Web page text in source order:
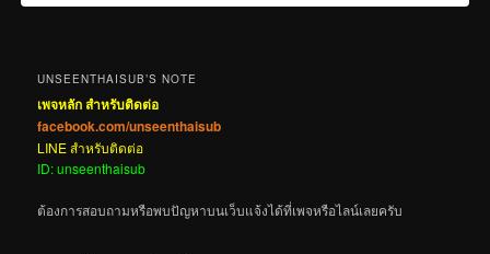
UNSEENTHAISUB’S NOTE
เพจหลัก สำหรับติดต่อ
facebook.com/unseenthaisub
LINE สำหรับติดต่อ
ID: unseenthaisub
ต้องการสอบถามหรือพบปัญหาบนเว็บแจ้งได้ที่เพจหรือไลน์เลยครับ